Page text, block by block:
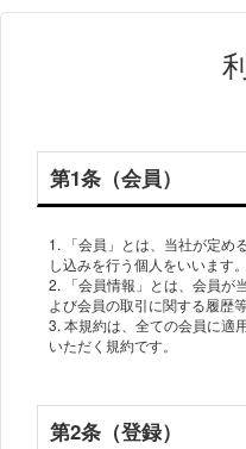
第1条（会員）
1. 「会員」とは、当社が定め
し込みを行う個人をいいます。
2. 「会員情報」とは、会員が
よび会員の取引に関する履歴
3. 本規約は、全ての会員に適
いただく規約です。
第2条（登録）